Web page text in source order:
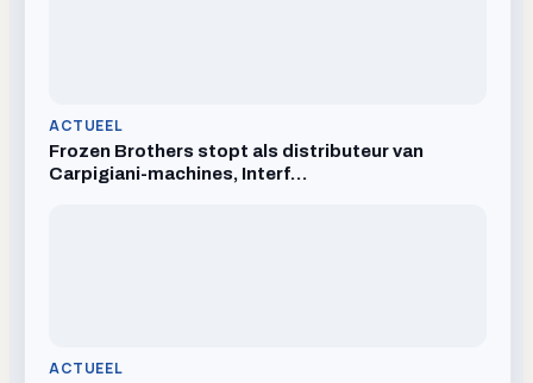
ACTUEEL
Frozen Brothers stopt als distributeur van
Carpigiani-machines, Interf…
ACTUEEL